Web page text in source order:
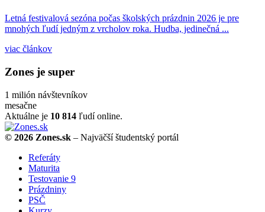
Letná festivalová sezóna počas školských prázdnin 2026 je pre
mnohých ľudí jedným z vrcholov roka. Hudba, jedinečná ...
viac článkov
Zones je super
1 milión návštevníkov
mesačne
Aktuálne je 10 814 ľudí online.
© 2026 Zones.sk – Najväčší študentský portál
Referáty
Maturita
Testovanie 9
Prázdniny
PSČ